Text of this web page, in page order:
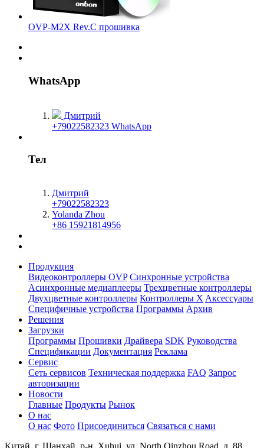
OVP-M2X Rev.C прошивка
WhatsApp
Дмитрий
+79022582323 WhatsApp
Тел
Дмитрий
+79022582323
Yolanda Zhou
+86 15921814956
Продукция
Видеоконтроллеры OVP Синхронные устройства
Асинхронные медиаплееры Трехцветные контроллеры
Двухцветные контроллеры Контроллеры X Aксессуары
Специфичные устройства Программы Архив
Решения
Загрузки
Программы Прошивки Драйвера SDK Руководства
Спецификации Документация Реклама
Сервис
Сеть сервисов Техническая поддержка FAQ Запрос
авторизации
Новости
Главные Продукты Рынок
О нас
О нас Фото Присоединиться Связаться с нами